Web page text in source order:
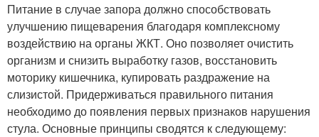
Питание в случае запора должно способствовать
улучшению пищеварения благодаря комплексному
воздействию на органы ЖКТ. Оно позволяет очистить
организм и снизить выработку газов, восстановить
моторику кишечника, купировать раздражение на
слизистой. Придерживаться правильного питания
необходимо до появления первых признаков нарушения
стула. Основные принципы сводятся к следующему: